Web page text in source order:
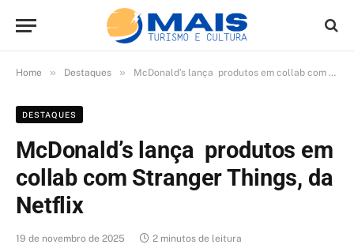
Home » Destaques » McDonald’s lança produtos em collab com Stranger Things, da Netflix
DESTAQUES
McDonald’s lança produtos em
collab com Stranger Things, da
Netflix
19 de novembro de 2025 2 minutos de leitura